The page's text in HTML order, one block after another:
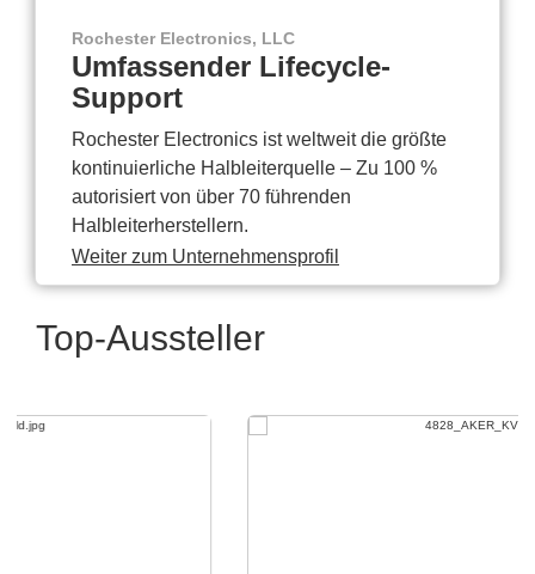
Rochester Electronics, LLC
Umfassender Lifecycle-
Support
Rochester Electronics ist weltweit die größte
kontinuierliche Halbleiterquelle – Zu 100 %
autorisiert von über 70 führenden
Halbleiterherstellern.
Weiter zum Unternehmensprofil
Top-Aussteller